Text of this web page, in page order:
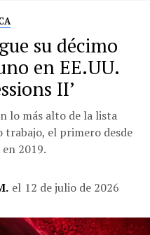
su décimo
en EE.UU.
II’
lo más alto de la lista
trabajo, el primero desde
en 2019.
el 12 de julio de 2026